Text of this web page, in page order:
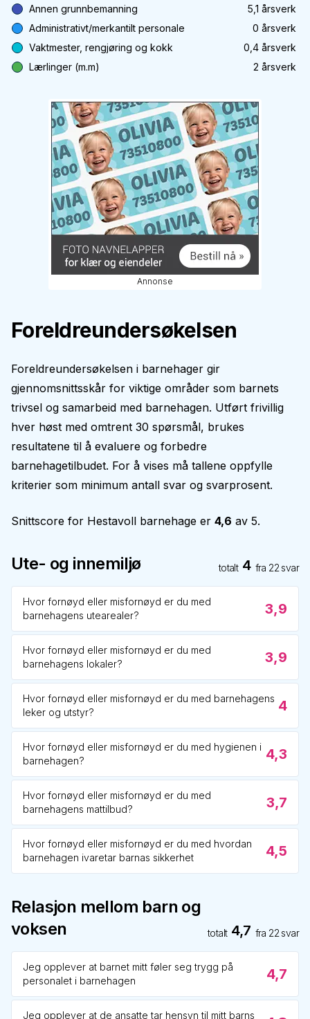
Annen grunnbemanning
5,1 årsverk
Administrativt/merkantilt personale
0 årsverk
Vaktmester, rengjøring og kokk
0,4 årsverk
Lærlinger (m.m)
2 årsverk
Annonse
Foreldreundersøkelsen
Foreldreundersøkelsen i barnehager gir
gjennomsnittsskår for viktige områder som barnets
trivsel og samarbeid med barnehagen. Utført frivillig
hver høst med omtrent 30 spørsmål, brukes
resultatene til å evaluere og forbedre
barnehagetilbudet. For å vises må tallene oppfylle
kriterier som minimum antall svar og svarprosent.
Snittscore for Hestavoll barnehage er 4,6 av 5.
Ute- og innemiljø totalt 4 fra 22 svar
Hvor fornøyd eller misfornøyd er du med
barnehagens utearealer?
3,9
Hvor fornøyd eller misfornøyd er du med
barnehagens lokaler?
3,9
Hvor fornøyd eller misfornøyd er du med barnehagens
leker og utstyr?
4
Hvor fornøyd eller misfornøyd er du med hygienen i
barnehagen?
4,3
Hvor fornøyd eller misfornøyd er du med
barnehagens mattilbud?
3,7
Hvor fornøyd eller misfornøyd er du med hvordan
barnehagen ivaretar barnas sikkerhet
4,5
Relasjon mellom barn og
voksen
totalt 4,7 fra 22 svar
Jeg opplever at barnet mitt føler seg trygg på
personalet i barnehagen
4,7
Jeg opplever at de ansatte tar hensyn til mitt barns